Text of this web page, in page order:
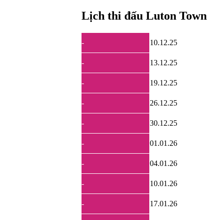
Lịch thi đấu Luton Town
- 10.12.25
- 13.12.25
- 19.12.25
- 26.12.25
- 30.12.25
- 01.01.26
- 04.01.26
- 10.01.26
- 17.01.26